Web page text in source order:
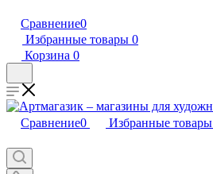
Сравнение0
Избранные товары 0
Корзина 0
Сравнение0 Избранные товары